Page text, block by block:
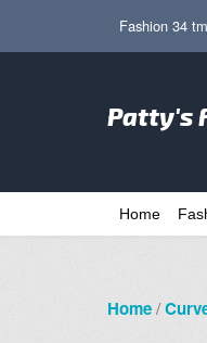
Ga
navigatie
Ga
de
inhoud
Fashion 34
Patty's
Home
Home/